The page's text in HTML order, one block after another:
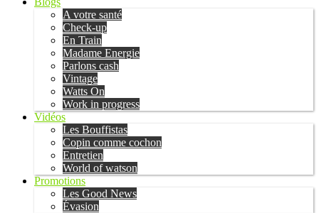
A votre santé
Check-up
En Train
Madame Energie
Parlons cash
Vintage
Watts On
Work in progress
Vidéos
Les Bouffistas
Copin comme cochon
Entretien
World of watson
Promotions
Les Good News
Évasion